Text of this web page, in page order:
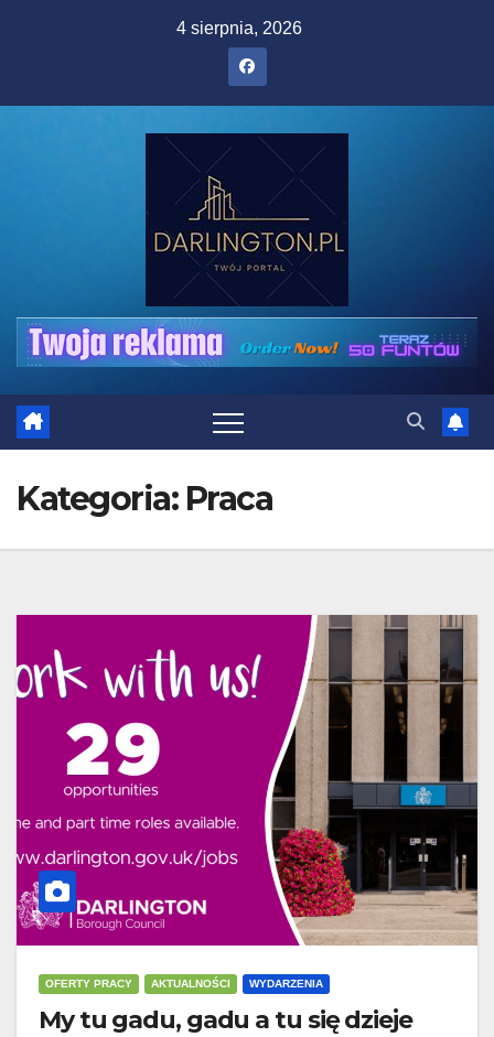
4 sierpnia, 2026
Kategoria: Praca
OFERTY PRACY AKTUALNOŚCI WYDARZENIA
My tu gadu, gadu a tu się dzieje